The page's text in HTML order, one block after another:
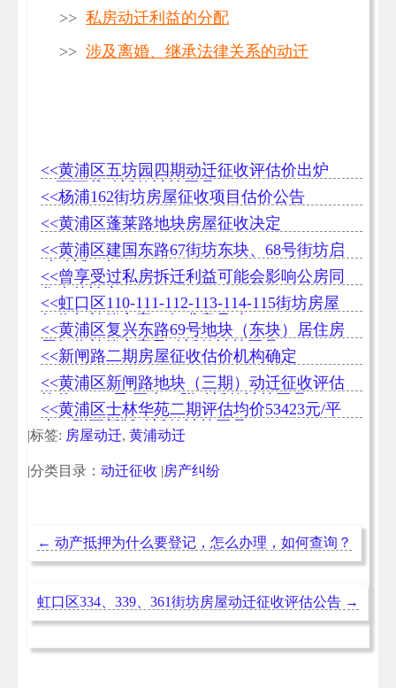
>> 私房动迁利益的分配
>> 涉及离婚、继承法律关系的动迁
<<黄浦区五坊园四期动迁征收评估价出炉
（可下载动迁款计算工具）
<<杨浦162街坊房屋征收项目估价公告
<<黄浦区蓬莱路地块房屋征收决定
<<黄浦区建国东路67街坊东块、68号街坊启
动动迁一征
<<曾享受过私房拆迁利益可能会影响公房同
住人的认定
<<虹口区110-111-112-113-114-115街坊房屋
征收与补偿方案（征求意见稿）
<<黄浦区复兴东路69号地块（东块）居住房
屋征收补偿方案及动迁款计算工具
<<新闸路二期房屋征收估价机构确定
<<黄浦区新闸路地块（三期）动迁征收评估
均价88738元/平米（附动迁款计算工具）
<<黄浦区士林华苑二期评估均价53423元/平
米（附更新版动迁款计算工具）
|标签: 房屋动迁, 黄浦动迁
|分类目录： 动迁征收 |房产纠纷
← 动产抵押为什么要登记，怎么办理，如何查询？
虹口区334、339、361街坊房屋动迁征收评估公告 →